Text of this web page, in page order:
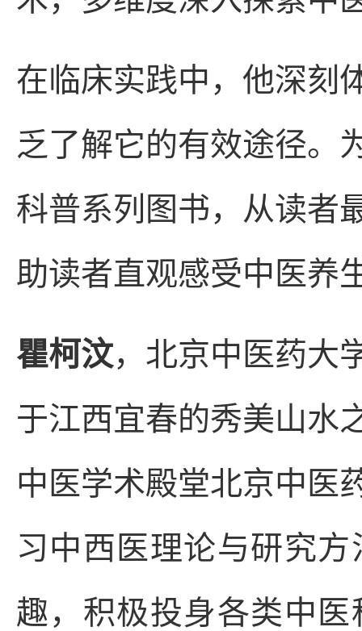
在临床实践中，他深刻
乏了解它的有效途径。
科普系列图书，从读者
助读者直观感受中医养
瞿柯汶，北京中医药大
于江西宜春的秀美山水
中医学术殿堂北京中医
习中西医理论与研究
趣，积极投身各类中